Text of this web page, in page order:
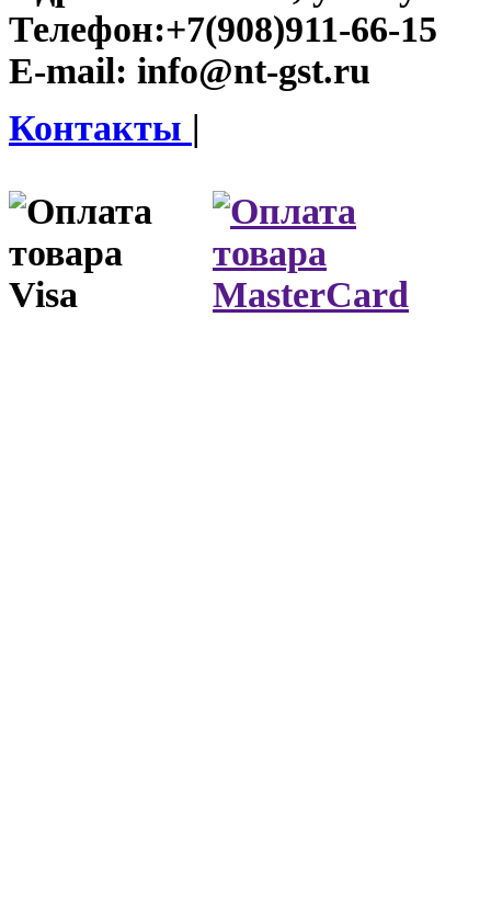
Телефон:+7(908)911-66-15
E-mail: info@nt-gst.ru
Контакты |